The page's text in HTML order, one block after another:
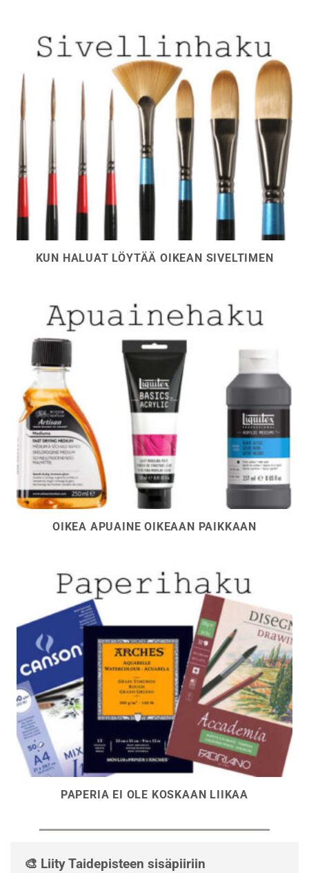
KUN HALUAT LÖYTÄÄ OIKEAN SIVELTIMEN
OIKEA APUAINE OIKEAAN PAIKKAAN
PAPERIA EI OLE KOSKAAN LIIKAA
🎨 Liity Taidepisteen sisäpiiriin